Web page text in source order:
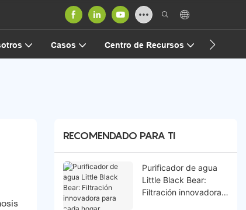
Casos Centro de Recursos
RECOMENDADO PARA TI
Purificador de agua
Little Black Bear:
Filtración innovadora